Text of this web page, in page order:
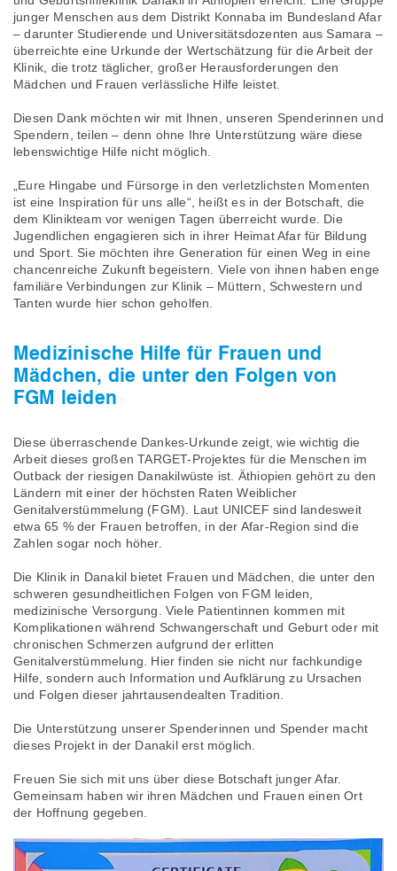
junger Menschen aus dem Distrikt Konnaba im Bundesland Afar
– darunter Studierende und Universitätsdozenten aus Samara –
überreichte eine Urkunde der Wertschätzung für die Arbeit der
Klinik, die trotz täglicher, großer Herausforderungen den
Mädchen und Frauen verlässliche Hilfe leistet.
Diesen Dank möchten wir mit Ihnen, unseren Spenderinnen und
Spendern, teilen – denn ohne Ihre Unterstützung wäre diese
lebenswichtige Hilfe nicht möglich.
„Eure Hingabe und Fürsorge in den verletzlichsten Momenten
ist eine Inspiration für uns alle“, heißt es in der Botschaft, die
dem Klinikteam vor wenigen Tagen überreicht wurde. Die
Jugendlichen engagieren sich in ihrer Heimat Afar für Bildung
und Sport. Sie möchten ihre Generation für einen Weg in eine
chancenreiche Zukunft begeistern. Viele von ihnen haben enge
familiäre Verbindungen zur Klinik – Müttern, Schwestern und
Tanten wurde hier schon geholfen.
Medizinische Hilfe für Frauen und
Mädchen, die unter den Folgen von
FGM leiden
Diese überraschende Dankes-Urkunde zeigt, wie wichtig die
Arbeit dieses großen TARGET-Projektes für die Menschen im
Outback der riesigen Danakilwüste ist. Äthiopien gehört zu den
Ländern mit einer der höchsten Raten Weiblicher
Genitalverstümmelung (FGM). Laut UNICEF sind landesweit
etwa 65 % der Frauen betroffen, in der Afar-Region sind die
Zahlen sogar noch höher.
Die Klinik in Danakil bietet Frauen und Mädchen, die unter den
schweren gesundheitlichen Folgen von FGM leiden,
medizinische Versorgung. Viele Patientinnen kommen mit
Komplikationen während Schwangerschaft und Geburt oder mit
chronischen Schmerzen aufgrund der erlitten
Genitalverstümmelung. Hier finden sie nicht nur fachkundige
Hilfe, sondern auch Information und Aufklärung zu Ursachen
und Folgen dieser jahrtausendealten Tradition.
Die Unterstützung unserer Spenderinnen und Spender macht
dieses Projekt in der Danakil erst möglich.
Freuen Sie sich mit uns über diese Botschaft junger Afar.
Gemeinsam haben wir ihren Mädchen und Frauen einen Ort
der Hoffnung gegeben.